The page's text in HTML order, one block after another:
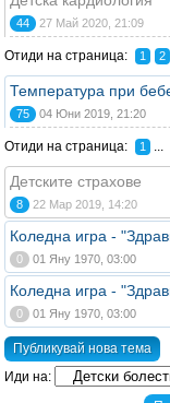
44 27 Май 2020, 21:09
Отиди на страница: 1 2
Температура при
75 04 Юни 2019, 21:20
Отиди на страница: 1 ...
Детските страхове
8 22 Мар 2019, 14:20
Коледна игра -
0 01 Яну 1970, 03:00
Коледна игра -
0 01 Яну 1970, 03:00
Публикувай нова тема
Иди на: